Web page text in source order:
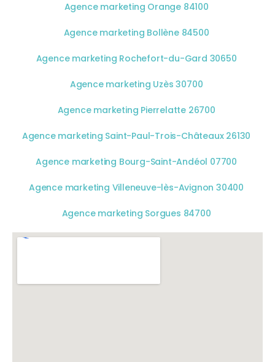
Agence marketing Orange 84100
Agence marketing Bollène 84500
Agence marketing Rochefort-du-Gard 30650
Agence marketing Uzès 30700
Agence marketing Pierrelatte 26700
Agence marketing Saint-Paul-Trois-Châteaux 26130
Agence marketing Bourg-Saint-Andéol 07700
Agence marketing Villeneuve-lès-Avignon 30400
Agence marketing Sorgues 84700